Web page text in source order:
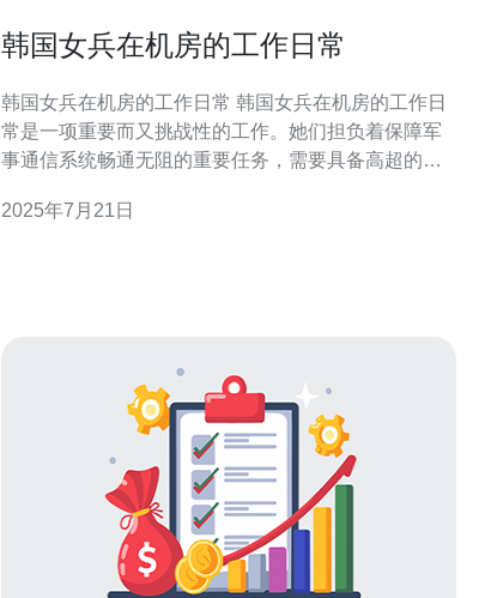
韩国女兵在机房的工作日常
韩国女兵在机房的工作日常 韩国女兵在机房的工作日
常是一项重要而又挑战性的工作。她们担负着保障军
事通信系统畅通无阻的重要任务，需要具备高超的技
监控和维护军事通信系统的正常运行。她们需要及时
2025年7月21日